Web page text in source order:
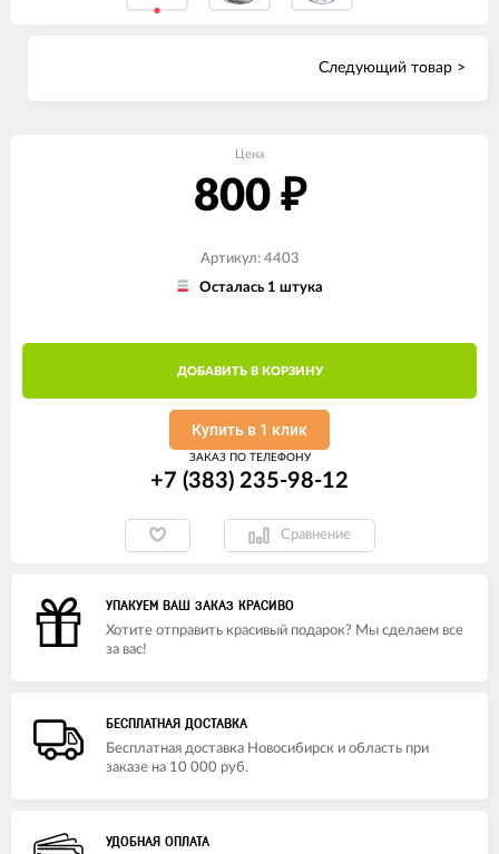
Следующий товар >
Цена
800 ₽
Артикул: 4403
Осталась 1 штука
ДОБАВИТЬ В КОРЗИНУ
Купить в 1 клик
ЗАКАЗ ПО ТЕЛЕФОНУ
+7 (383) 235-98-12
Сравнение
УПАКУЕМ ВАШ ЗАКАЗ КРАСИВО
Хотите отправить красивый подарок? Мы сделаем все
за вас!
БЕСПЛАТНАЯ ДОСТАВКА
Бесплатная доставка Новосибирск и область при
заказе на 10 000 руб.
УДОБНАЯ ОПЛАТА